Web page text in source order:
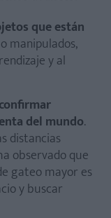
que están
manipulados,
y al
del mundo.
distancias
observado que
gateo mayor es
y buscar